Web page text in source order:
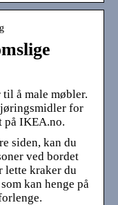
å male møbler.
for
på IKEA.no.
siden, kan du
ved bordet
lette kraker du
kan henge på